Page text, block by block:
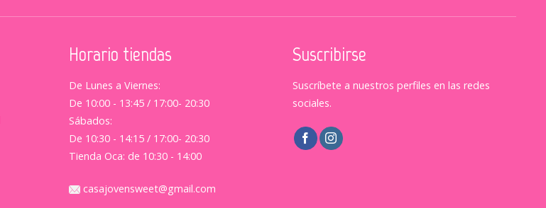
Horario tiendas
De Lunes a Viernes:
De 10:00 - 13:45 / 17:00- 20:30
Sábados:
De 10:30 - 14:15 / 17:00- 20:30
Tienda Oca: de 10:30 - 14:00
casajovensweet@gmail.com
Suscribirse
Suscríbete a nuestros perfiles en las redes
sociales.